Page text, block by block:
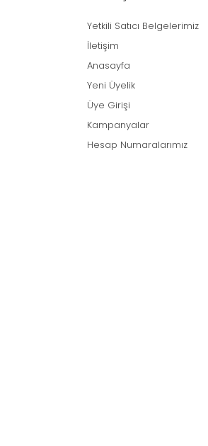
Yetkili Satıcı Belgelerimiz
İletişim
Anasayfa
Yeni Üyelik
Üye Girişi
Kampanyalar
Hesap Numaralarımız